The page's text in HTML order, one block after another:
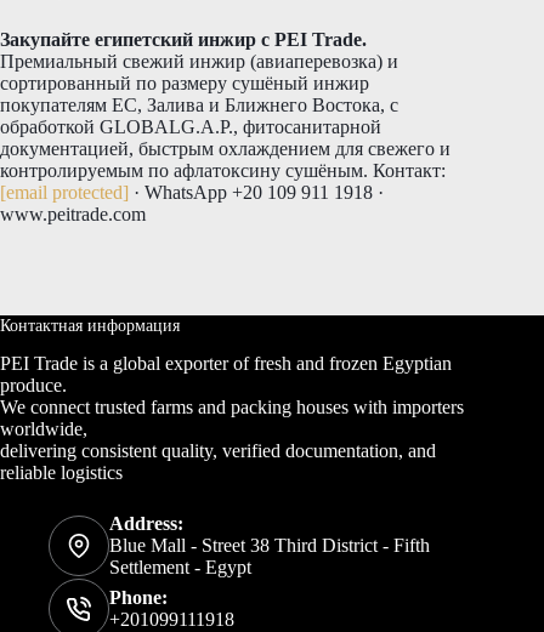
Закупайте египетский инжир с PEI Trade.
Премиальный свежий инжир (авиаперевозка) и
сортированный по размеру сушёный инжир
покупателям ЕС, Залива и Ближнего Востока, с
обработкой GLOBALG.A.P., фитосанитарной
документацией, быстрым охлаждением для свежего и
контролируемым по афлатоксину сушёным. Контакт:
[email protected] · WhatsApp +20 109 911 1918 ·
www.peitrade.com
Контактная информация
PEI Trade is a global exporter of fresh and frozen Egyptian
produce.
We connect trusted farms and packing houses with importers
worldwide,
delivering consistent quality, verified documentation, and
reliable logistics
Address:
Blue Mall - Street 38 Third District - Fifth
Settlement - Egypt
Phone:
+201099111918